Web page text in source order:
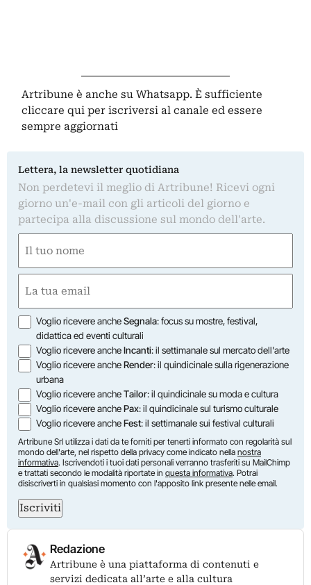
Artribune è anche su Whatsapp. È sufficiente
cliccare qui per iscriversi al canale ed essere
sempre aggiornati
Lettera, la newsletter quotidiana
Non perdetevi il meglio di Artribune! Ricevi ogni
giorno un'e-mail con gli articoli del giorno e
partecipa alla discussione sul mondo dell'arte.
(Required)
First
(Required)
Opzioni
Voglio ricevere ancheSegnala: focus su mostre, festival,
didattica ed eventi culturali
Voglio ricevere ancheIncanti: il settimanale sul mercato dell'arte
Voglio ricevere ancheRender: il quindicinale sulla rigenerazione
urbana
Voglio ricevere ancheTailor: il quindicinale su moda e cultura
Voglio ricevere anchePax: il quindicinale sul turismo culturale
Voglio ricevere ancheFest: il settimanale sui festival culturali
Artribune Srl utilizza i dati da te forniti per tenerti informato con regolarità sul
mondo dell'arte, nel rispetto della privacy come indicato nella nostra
informativa. Iscrivendoti i tuoi dati personali verranno trasferiti su MailChimp
e trattati secondo le modalità riportate in questa informativa. Potrai
disiscriverti in qualsiasi momento con l'apposito link presente nelle email.
Iscriviti
Redazione
Artribune è una piattaforma di contenuti e
servizi dedicata all’arte e alla cultura